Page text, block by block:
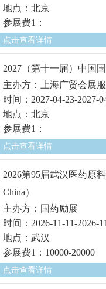
地点：北京
参展费1：
点击查看详情
2027（第十一届）中国
主办方：上海广贸会展
时间：2027-04-23-2027-
地点：北京
参展费1：
点击查看详情
2026第95届武汉医药原
China）
主办方：国药励展
时间：2026-11-11-2026-
地点：武汉
参展费1：10000-20000
点击查看详情